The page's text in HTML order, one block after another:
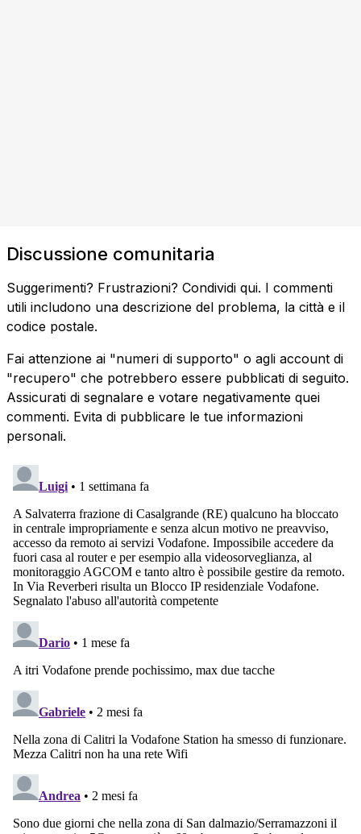
Discussione comunitaria
Suggerimenti? Frustrazioni? Condividi qui. I commenti
utili includono una descrizione del problema, la città e il
codice postale.
Fai attenzione ai "numeri di supporto" o agli account di
"recupero" che potrebbero essere pubblicati di seguito.
Assicurati di segnalare e votare negativamente quei
commenti. Evita di pubblicare le tue informazioni
personali.